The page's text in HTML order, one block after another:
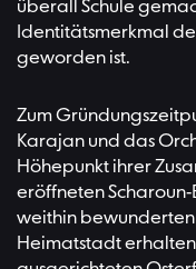
überall Schule
Identitätsmerkmal
geworden ist.
Zum
Karajan und das
Höhepunkt ihrer
eröffneten
weithin
Heimatstadt